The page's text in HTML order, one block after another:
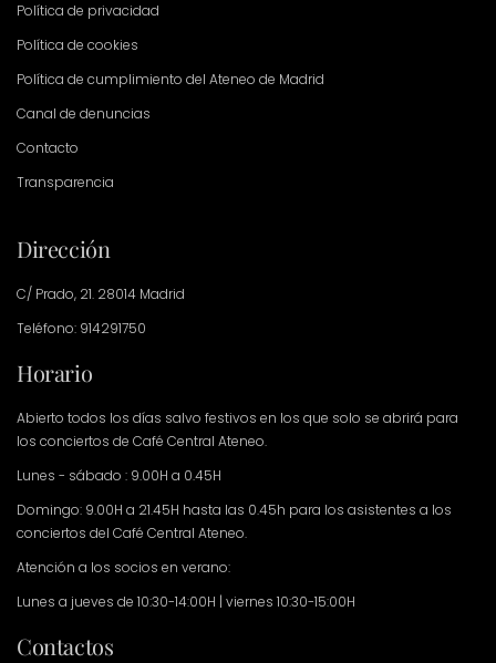
Política de privacidad
Política de cookies
Política de cumplimiento del Ateneo de Madrid
Canal de denuncias
Contacto
Transparencia
Dirección
C/ Prado, 21. 28014 Madrid
Teléfono: 914291750
Horario
Abierto todos los días salvo festivos en los que solo se abrirá para
los conciertos de Café Central Ateneo.
Lunes - sábado : 9.00H a 0.45H
Domingo: 9.00H a 21.45H hasta las 0.45h para los asistentes a los
conciertos del Café Central Ateneo.
Atención a los socios en verano:
Lunes a jueves de 10:30-14:00H | viernes 10:30-15:00H
Contactos